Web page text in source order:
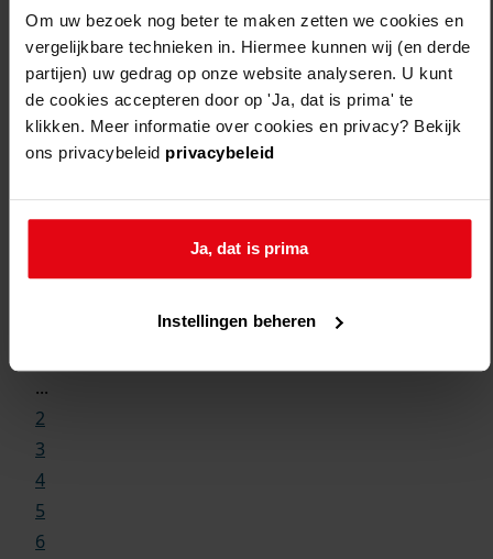
Om uw bezoek nog beter te maken zetten we cookies en
vergelijkbare technieken in. Hiermee kunnen wij (en derde
partijen) uw gedrag op onze website analyseren. U kunt
de cookies accepteren door op 'Ja, dat is prima' te
klikken. Meer informatie over cookies en privacy? Bekijk
ons privacybeleid privacybeleid
Ja, dat is prima
Instellingen beheren
...
2
3
4
5
6